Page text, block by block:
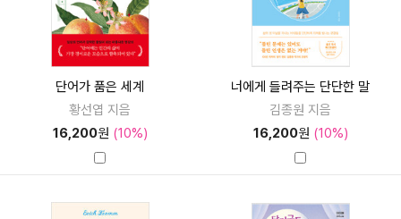
단어가 품은 세계
황선엽 지음
16,200원 (10%)
너에게 들려주는 단단한 말
김종원 지음
16,200원 (10%)